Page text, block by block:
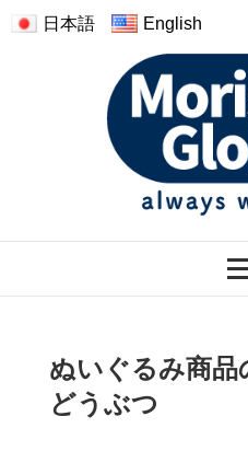
日本語 English
モリサ
ぬいぐるみ商品
どうぶつ